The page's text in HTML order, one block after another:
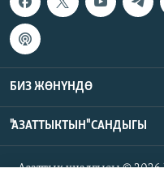
БИЗ ЖӨНҮНДӨ
"АЗАТТЫКТЫН" САНДЫГЫ
Азаттык үналгысы © 2026